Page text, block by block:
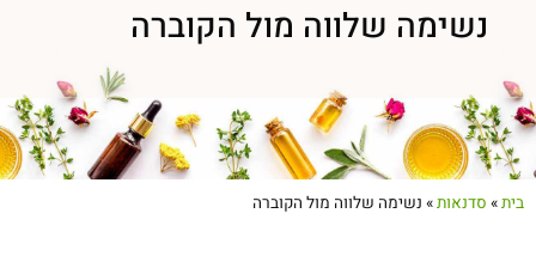
נשימה שלווה מול הקוברה
בית» סדנאות» נשימה שלווה מול הקוברה